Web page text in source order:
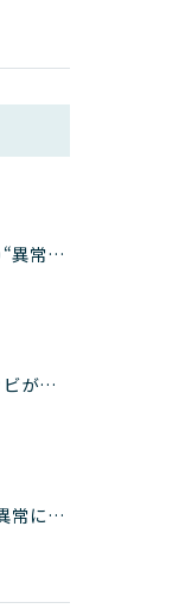
岐阜県多治見市の“異常な高温”が建物内部を破壊する──深層カビが急増する危険な温度差の正体
お風呂の天井にカビが生えたら要注意！2026年8月の猛暑・高湿度で急増する浴室カビの原因と正しい対策
岐阜県大垣市の“異常に高い気温”が建物内部を腐らせる──深層カビが爆発的に増える本当の理由